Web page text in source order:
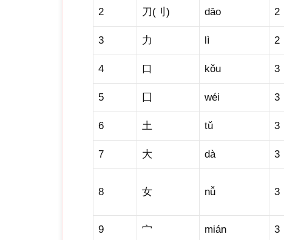
2 刀(刂) dāo 2
3 力 lì 2
4 口 kǒu 3
5 囗 wéi 3
6 土 tǔ 3
7 大 dà 3
8 女 nǚ 3
9 宀 mián 3